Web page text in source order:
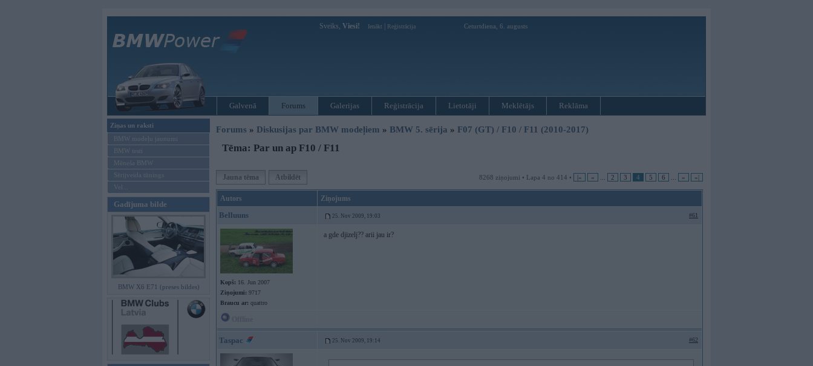
Sveiks, Viesi! Ienākt Reģistrācija Ceturtdiena, 6. augusts
Galvenā Forums Galerijas Reģistrācija Lietotāji Meklētājs Reklāma
Ziņas un raksti
BMW modeļu jaunumi
BMW testi
Mēneša BMW
Sērijveida tūnings
Vel...
Gadījuma bilde
BMW X6 E71 (preses bildes)
Forums » Diskusijas par BMW modeļiem » BMW 5. sērija » F07 (GT) / F10 / F11 (2010-2017)
Tēma: Par un ap F10 / F11
Jauna tēma Atbildēt 8268 ziņojumi • Lapa 4 no 414 • |« « 2 3 4 5 6 » »|
Autors Ziņojums
Belluuns 25. Nov 2009, 19:03 #61
Kopš: 16. Jun 2007
Ziņojumi: 9717
Braucu ar: quattro
a gde djizelj?? arii jau ir?
Taspac 25. Nov 2009, 19:14 #62